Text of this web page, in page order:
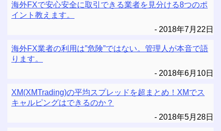
海外FXで安心安全に取引できる業者を見分ける8つのポ
イント教えます。
2018年7月22日
海外FX業者の利用は”危険”ではない。管理人が本音で語
ります。
2018年6月10日
XM(XMTrading)の平均スプレッドを超まとめ！XMでス
キャルピングはできるのか？
2018年5月28日